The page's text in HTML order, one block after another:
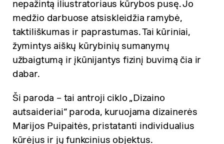
nepažintą iliustratoriaus kūrybos pusę. Jo
medžio darbuose atsiskleidžia ramybė,
taktiliškumas ir paprastumas. Tai kūriniai,
žymintys aiškų kūrybinių sumanymų
užbaigtumą ir įkūnijantys fizinį buvimą čia ir
dabar.
Ši paroda – tai antroji ciklo „Dizaino
autsaideriai“ paroda, kuruojama dizainerės
Marijos Puipaitės, pristatanti individualius
kūrėjus ir jų funkcinius objektus.